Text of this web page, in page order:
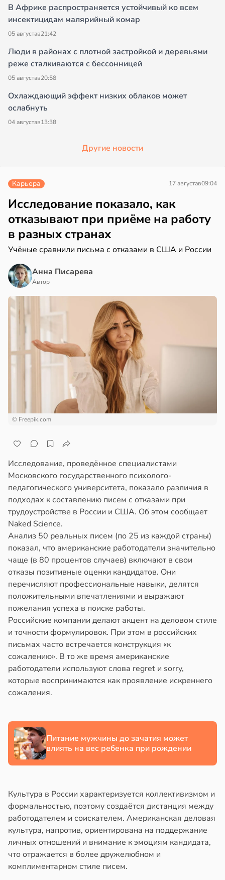
В Африке распространяется устойчивый ко всем
инсектицидам малярийный комар
05 августав21:42
Люди в районах с плотной застройкой и деревьями
реже сталкиваются с бессонницей
05 августав20:58
Охлаждающий эффект низких облаков может
ослабнуть
04 августав13:38
Другие новости
Карьера 17 августав09:04
Исследование показало, как
отказывают при приёме на работу
в разных странах
Учёные сравнили письма с отказами в США и России
Анна Писарева
Автор
© Freepik.com
Исследование, проведённое специалистами
Московского государственного психолого-
педагогического университета, показало различия в
подходах к составлению писем с отказами при
трудоустройстве в России и США. Об этом сообщает
Naked Science.
Анализ 50 реальных писем (по 25 из каждой страны)
показал, что американские работодатели значительно
чаще (в 80 процентов случаев) включают в свои
отказы позитивные оценки кандидатов. Они
перечисляют профессиональные навыки, делятся
положительными впечатлениями и выражают
пожелания успеха в поиске работы.
Российские компании делают акцент на деловом стиле
и точности формулировок. При этом в российских
письмах часто встречается конструкция «к
сожалению». В то же время американские
работодатели используют слова regret и sorry,
которые воспринимаются как проявление искреннего
сожаления.
Питание мужчины до зачатия может
влиять на вес ребенка при рождении
Культура в России характеризуется коллективизмом и
формальностью, поэтому создаётся дистанция между
работодателем и соискателем. Американская деловая
культура, напротив, ориентирована на поддержание
личных отношений и внимание к эмоциям кандидата,
что отражается в более дружелюбном и
комплиментарном стиле писем.